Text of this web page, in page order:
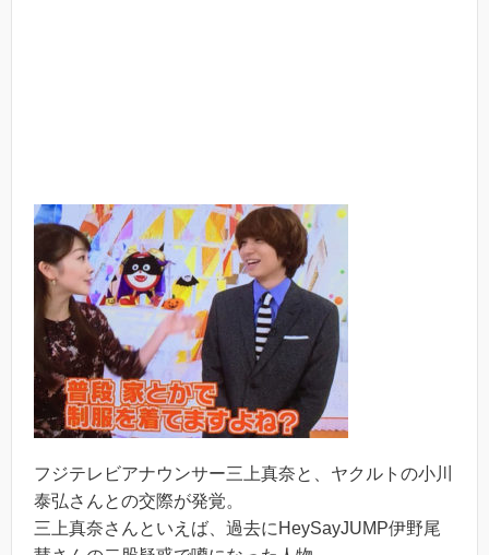
フジテレビアナウンサー三上真奈と、ヤクルトの小川
泰弘さんとの交際が発覚。
三上真奈さんといえば、過去にHeySayJUMP伊野尾